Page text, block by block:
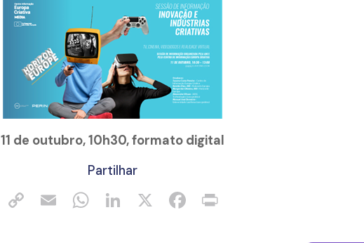
11 de outubro, 10h30, formato digital
Partilhar